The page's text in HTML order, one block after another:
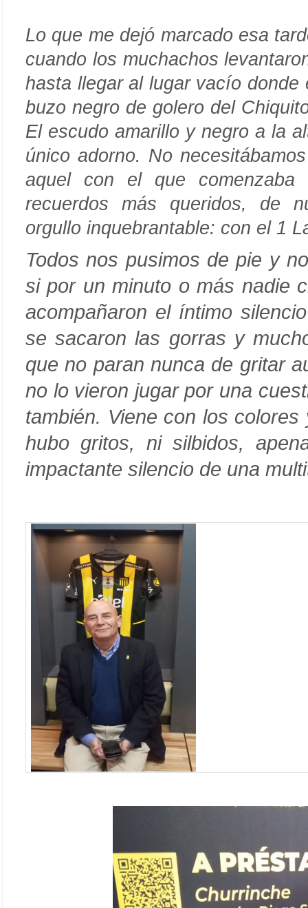
Lo que me dejó marcado esa
cuando los muchachos
hasta llegar al lugar vacío
buzo negro de golero del
El escudo amarillo y negro a la
único adorno. No
aquel con el que
recuerdos más queridos, de
orgullo inquebrantable: con el 1
Todos nos pusimos de pie y
si por un minuto o más nadie
acompañaron el íntimo
se sacaron las gorras y
que no paran nunca de gritar
no lo vieron jugar por una
también. Viene con los
hubo gritos, ni silbidos,
impactante silencio de una